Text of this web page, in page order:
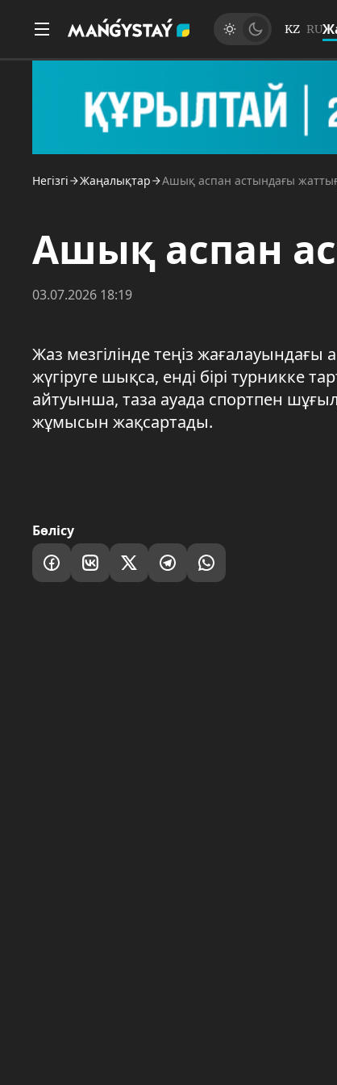
KZ RU
Негізгі Жаңалықтар Ашық аспан астындағы
Ашық аспан
03.07.2026 18:19
Жаз мезгілінде теңіз
жүгіруге шықса, енді бірі турникке
айтуынша, таза ауада спортпен
жұмысын жақсартады.
Бөлісу